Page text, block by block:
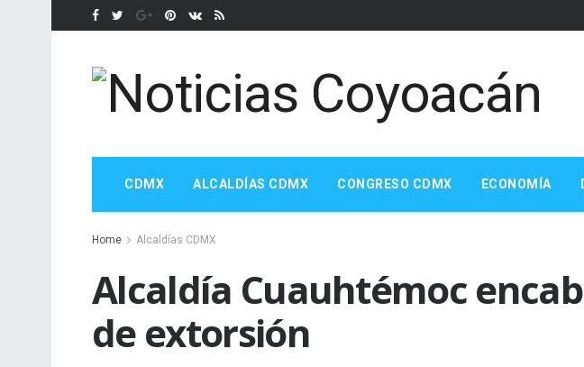
CDMX ALCALDÍAS CDMX CONGRESO CDMX ECONOMÍA
Home Alcaldías CDMX
Alcaldía Cuauhtémoc
de extorsión